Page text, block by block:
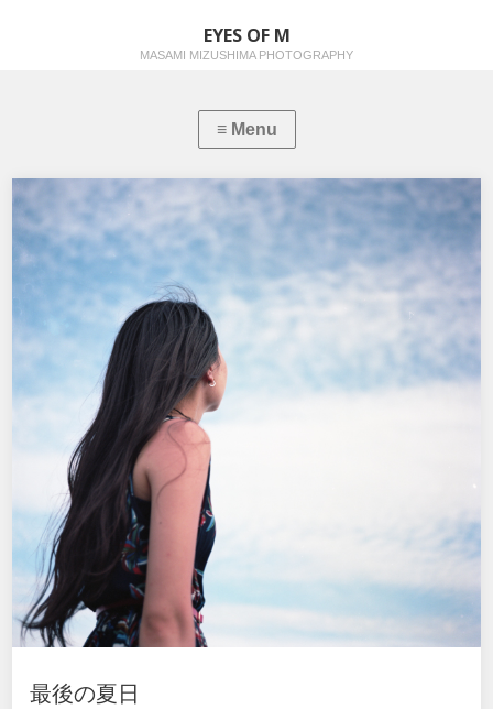
EYES OF M
MASAMI MIZUSHIMA PHOTOGRAPHY
最後の夏日